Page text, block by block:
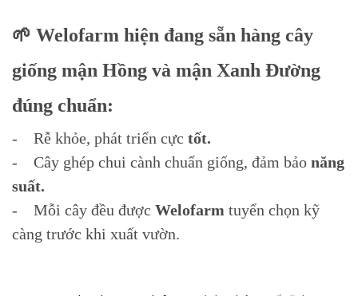
🌱 Welofarm hiện đang sẵn hàng cây
giống mận Hồng và mận Xanh Đường
đúng chuẩn:
- Rễ khỏe, phát triển cực tốt.
- Cây ghép chui cành chuẩn giống, đảm bảo năng
suất.
- Mỗi cây đều được Welofarm tuyển chọn kỹ
càng trước khi xuất vườn.